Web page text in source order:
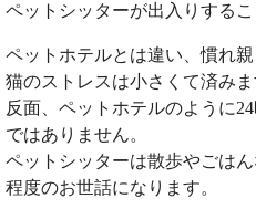
ペットシッターが出入りするこ
ペットホテルとは違い、慣れ
猫のストレスは小さくて済みま
反面、ペットホテルのように
ではありません。
ペットシッターは散歩やごは
程度のお世話になります。